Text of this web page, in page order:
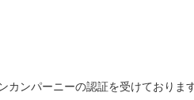
カンパーニーの認証を受けておりま